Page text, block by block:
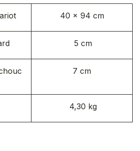
40 x 94 cm
5 cm
7 cm
4,30 kg